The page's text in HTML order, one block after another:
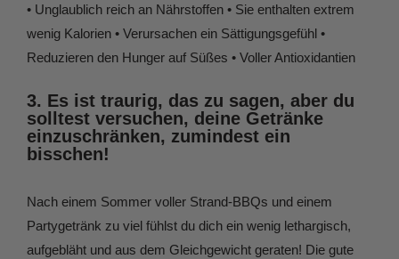
• Unglaublich reich an Nährstoffen • Sie enthalten extrem
wenig Kalorien • Verursachen ein Sättigungsgefühl •
Reduzieren den Hunger auf Süßes • Voller Antioxidantien
3. Es ist traurig, das zu sagen, aber du
solltest versuchen, deine Getränke
einzuschränken, zumindest ein
bisschen!
Nach einem Sommer voller Strand-BBQs und einem
Partygetränk zu viel fühlst du dich ein wenig lethargisch,
aufgebläht und aus dem Gleichgewicht geraten! Die gute